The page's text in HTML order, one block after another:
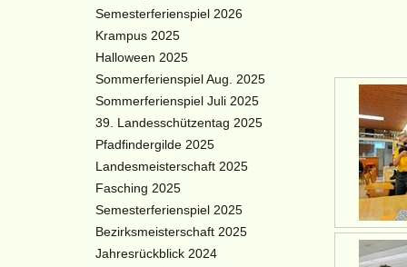
Semesterferienspiel 2026
Krampus 2025
Halloween 2025
Sommerferienspiel Aug. 2025
Sommerferienspiel Juli 2025
39. Landesschützentag 2025
Pfadfindergilde 2025
Landesmeisterschaft 2025
Fasching 2025
Semesterferienspiel 2025
Bezirksmeisterschaft 2025
Jahresrückblick 2024